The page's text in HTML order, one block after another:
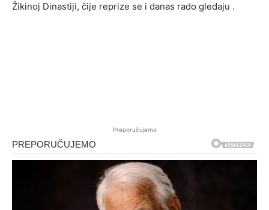
Žikinoj Dinastiji, čije reprize se i danas rado gledaju .
Preporučujemo